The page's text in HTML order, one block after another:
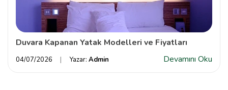
Duvara Kapanan Yatak Modelleri ve Fiyatları
04/07/2026 Yazar: Admin Devamını Oku